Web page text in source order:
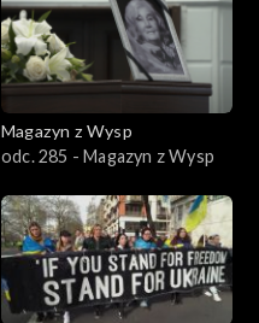
Magazyn z Wysp
odc. 285 - Magazyn z Wysp